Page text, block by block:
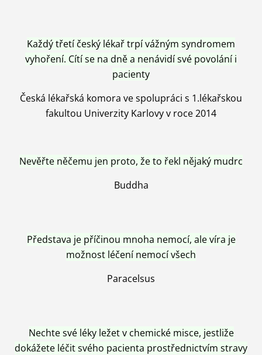
Každý třetí český lékař trpí vážným syndromem
vyhoření. Cítí se na dně a nenávidí své povolání i
pacienty
Česká lékařská komora ve spolupráci s 1.lékařskou
fakultou Univerzity Karlovy v roce 2014
Nevěřte něčemu jen proto, že to řekl nějaký mudrc
Buddha
Představa je příčinou mnoha nemocí, ale víra je
možnost léčení nemocí všech
Paracelsus
Nechte své léky ležet v chemické misce, jestliže
dokážete léčit svého pacienta prostřednictvím stravy